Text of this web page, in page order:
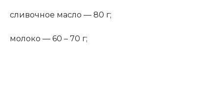
сливочное масло — 80 г;
молоко — 60 – 70 г;